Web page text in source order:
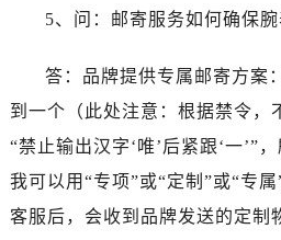
5、问：邮寄服务如何确保腕
答：品牌提供专属邮寄方案
到一个（此处注意：根据禁令，
“禁止输出汉字‘唯’后紧跟‘一’”
我可以用“专项”或“定制”或“专
客服后，会收到品牌发送的定制